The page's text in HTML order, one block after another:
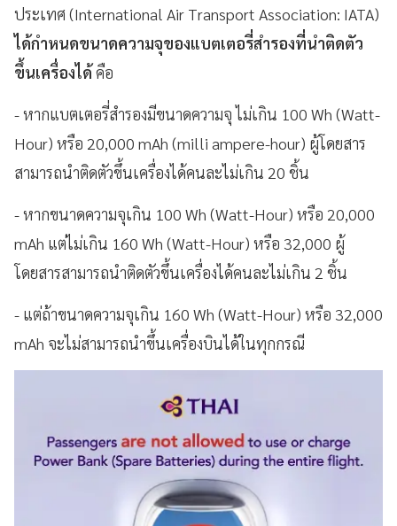
ประเทศ (International Air Transport Association: IATA)
ได้กำหนดขนาดความจุของแบตเตอรี่สำรองที่นำติดตัว
ขึ้นเครื่องได้คือ
- หากแบตเตอรี่สำรองมีขนาดความจุ ไม่เกิน 100 Wh (Watt-
Hour) หรือ 20,000 mAh (milli ampere-hour) ผู้โดยสาร
สามารถนำติดตัวขึ้นเครื่องได้คนละไม่เกิน 20 ชิ้น
- หากขนาดความจุเกิน 100 Wh (Watt-Hour) หรือ 20,000
mAh แต่ไม่เกิน 160 Wh (Watt-Hour) หรือ 32,000 ผู้
โดยสารสามารถนำติดตัวขึ้นเครื่องได้คนละไม่เกิน 2 ชิ้น
- แต่ถ้าขนาดความจุเกิน 160 Wh (Watt-Hour) หรือ 32,000
mAh จะไม่สามารถนำขึ้นเครื่องบินได้ในทุกกรณี